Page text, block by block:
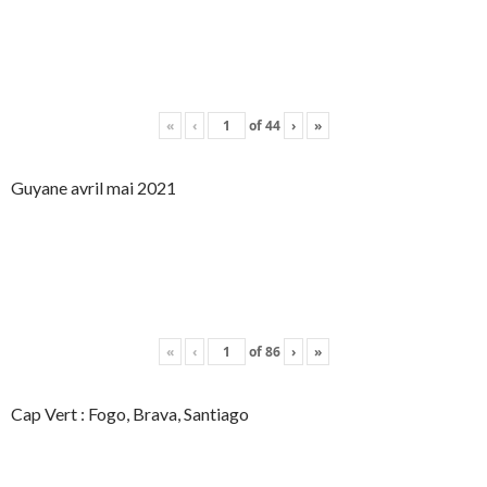
« ‹ of44 › »
Guyane avril mai 2021
« ‹ of86 › »
Cap Vert : Fogo, Brava, Santiago